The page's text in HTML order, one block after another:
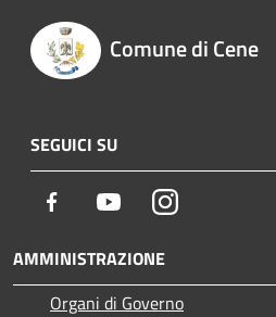
Comune di Cene
SEGUICI SU
Facebook YoutubeInstagram
AMMINISTRAZIONE
Organi di Governo